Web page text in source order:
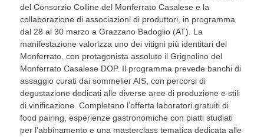
del Consorzio Colline del Monferrato Casalese e la
collaborazione di associazioni di produttori, in programma
dal 28 al 30 marzo a Grazzano Badoglio (AT). La
manifestazione valorizza uno dei vitigni più identitari del
Monferrato, con protagonista assoluto il Grignolino del
Monferrato Casalese DOP. Il programma prevede banchi di
assaggio curati dai sommelier AIS, con percorsi di
degustazione dedicati alle diverse aree di produzione e stili
di vinificazione. Completano l’offerta laboratori gratuiti di
food pairing, esperienze gastronomiche con piatti studiati
per l’abbinamento e una masterclass tematica dedicata alle